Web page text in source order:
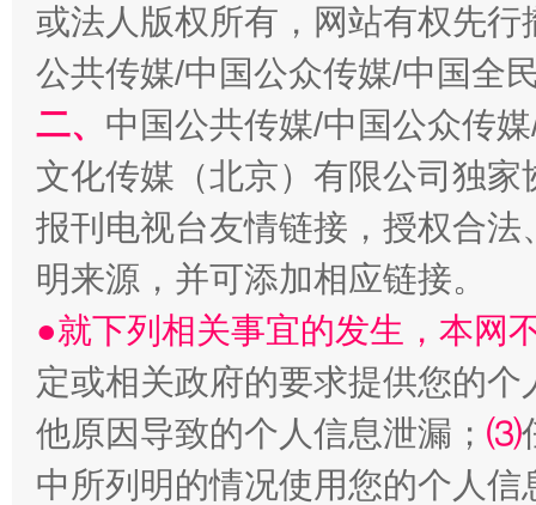
习近平的博鳌关键词
魏明亮
“刷贴”乱象丛生
生
或法人版权所有，网站有权先
公共传媒/中国公众传媒/中国全
二、 中国公共传媒/中国公众传
文化传媒（北京）有限公司独
报刊电视台友情链接，授权合
明来源，并可添加相应链接。
●就下列相关事宜的发生，本网
定或相关政府的要求提供您的个
他原因导致的个人信息泄漏； ⑶
中所列明的情况使用您的个人